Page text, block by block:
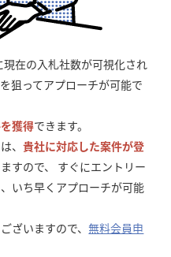
在の入札社数が可視化され
狙ってアプローチが可能で
獲得できます。
、貴社に対応した案件が登
ますので、 すぐにエントリー
いち早くアプローチが可能
ざいますので、無料会員申